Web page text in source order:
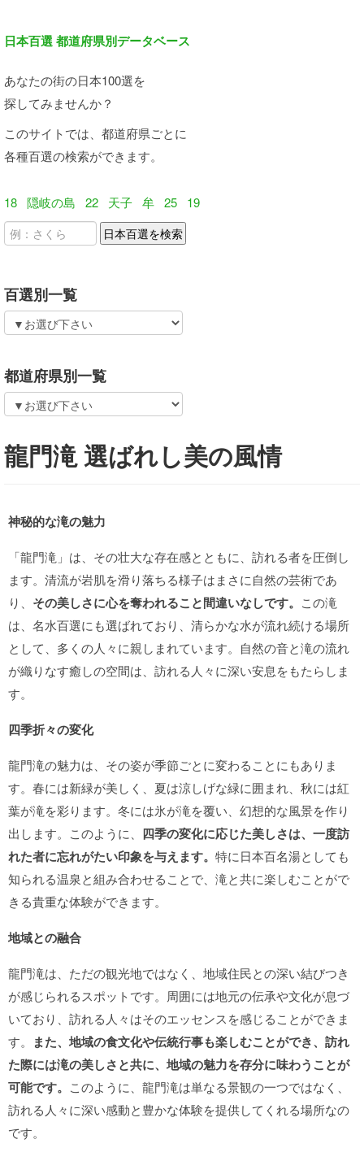
日本百選 都道府県別データベース
あなたの街の日本100選を
探してみませんか？
このサイトでは、都道府県ごとに
各種百選の検索ができます。
18 隠岐の島 22 天子 牟 25 19
百選別一覧
都道府県別一覧
龍門滝 選ばれし美の風情
神秘的な滝の魅力
「龍門滝」は、その壮大な存在感とともに、訪れる者を圧倒し
ます。清流が岩肌を滑り落ちる様子はまさに自然の芸術であ
り、 その美しさに心を奪われること間違いなしです。 この滝
は、名水百選にも選ばれており、清らかな水が流れ続ける場所
として、多くの人々に親しまれています。自然の音と滝の流れ
が織りなす癒しの空間は、訪れる人々に深い安息をもたらしま
す。
四季折々の変化
龍門滝の魅力は、その姿が季節ごとに変わることにもありま
す。春には新緑が美しく、夏は涼しげな緑に囲まれ、秋には紅
葉が滝を彩ります。冬には氷が滝を覆い、幻想的な風景を作り
出します。このように、 四季の変化に応じた美しさは、一度訪
れた者に忘れがたい印象を与えます。 特に日本百名湯としても
知られる温泉と組み合わせることで、滝と共に楽しむことがで
きる貴重な体験ができます。
地域との融合
龍門滝は、ただの観光地ではなく、地域住民との深い結びつき
が感じられるスポットです。周囲には地元の伝承や文化が息づ
いており、訪れる人々はそのエッセンスを感じることができま
す。
また、地域の食文化や伝統行事も楽しむことができ、訪れ
た際には滝の美しさと共に、地域の魅力を存分に味わうことが
可能です。 このように、龍門滝は単なる景観の一つではなく、
訪れる人々に深い感動と豊かな体験を提供してくれる場所なの
です。